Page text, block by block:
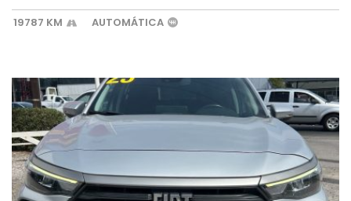
19787 KM AUTOMÁTICA